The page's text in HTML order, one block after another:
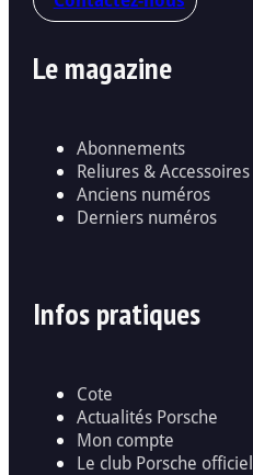
Le magazine
Abonnements
Reliures & Accessoires
Anciens numéros
Derniers numéros
Infos pratiques
Cote
Actualités Porsche
Mon compte
Le club Porsche officiel